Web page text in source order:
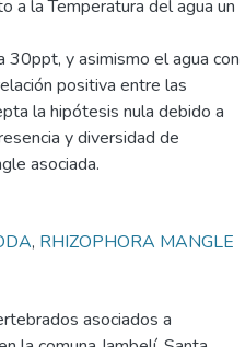
a la Temperatura del agua un
30ppt, y asimismo el agua con
positiva entre las
la hipótesis nula debido a
y diversidad de
asociada.
, RHIZOPHORA MANGLE
asociados a